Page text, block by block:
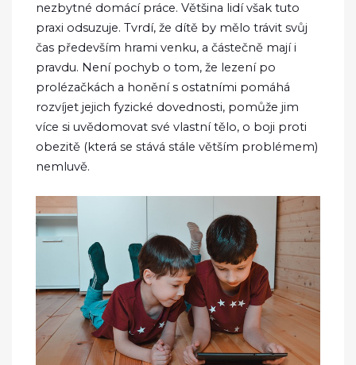
nezbytné domácí práce. Většina lidí však tuto
praxi odsuzuje. Tvrdí, že dítě by mělo trávit svůj
čas především hrami venku, a částečně mají i
pravdu. Není pochyb o tom, že lezení po
prolézačkách a honění s ostatními pomáhá
rozvíjet jejich fyzické dovednosti, pomůže jim
více si uvědomovat své vlastní tělo, o boji proti
obezitě (která se stává stále větším problémem)
nemluvě.